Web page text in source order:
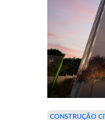
CONSTRUÇÃO